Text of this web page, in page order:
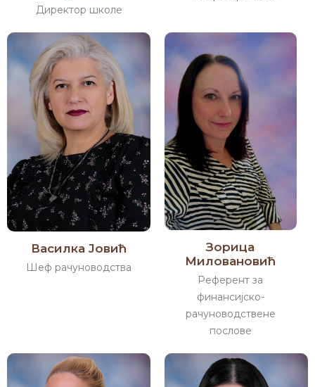
Директор школе
Василка Јовић
Шеф рачуноводства
Зорица
Миловановић
Референт за
финансијско-
рачуноводствене
послове